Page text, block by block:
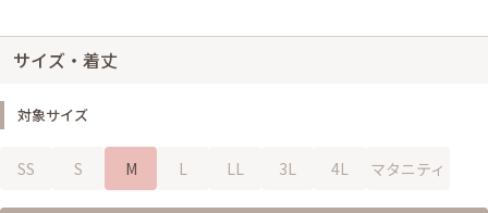
サイズ・着丈
対象サイズ
SS S M L LL 3L 4L マタニティ